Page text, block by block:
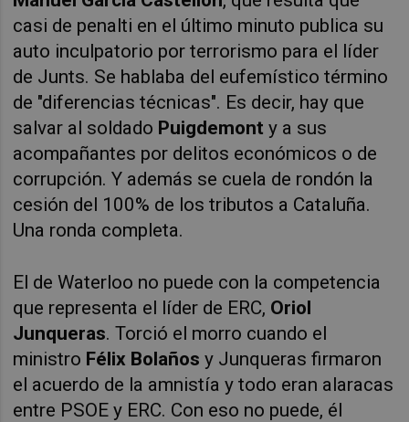
casi de penalti en el último minuto publica su
auto inculpatorio por terrorismo para el líder
de Junts. Se hablaba del eufemístico término
de "diferencias técnicas". Es decir, hay que
salvar al soldado Puigdemonty a sus
acompañantes por delitos económicos o de
corrupción. Y además se cuela de rondón la
cesión del 100% de los tributos a Cataluña.
Una ronda completa.
El de Waterloo no puede con la competencia
que representa el líder de ERC, Oriol
Junqueras. Torció el morro cuando el
ministro Félix Bolañosy Junqueras firmaron
el acuerdo de la amnistía y todo eran alaracas
entre PSOE y ERC. Con eso no puede, él